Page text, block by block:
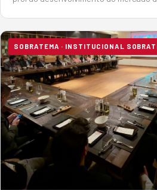
Gestão d…
SOBRATEMA · INSTITUCIONAL